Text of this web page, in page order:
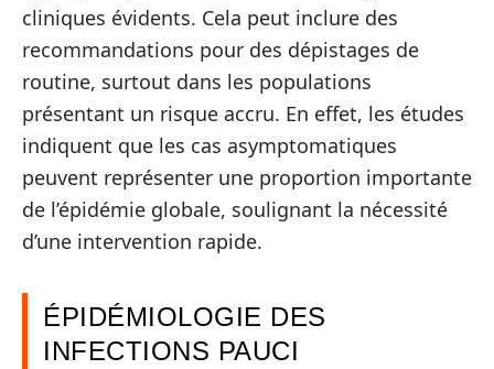
cliniques évidents. Cela peut inclure des
recommandations pour des dépistages de
routine, surtout dans les populations
présentant un risque accru. En effet, les études
indiquent que les cas asymptomatiques
peuvent représenter une proportion importante
de l’épidémie globale, soulignant la nécessité
d’une intervention rapide.
ÉPIDÉMIOLOGIE DES
INFECTIONS PAUCI